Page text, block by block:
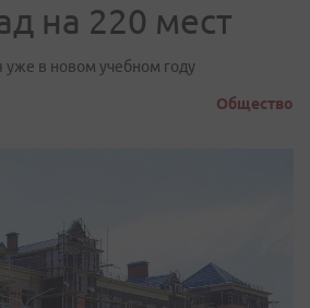
на 220 мест
уже в новом учебном году
Общество